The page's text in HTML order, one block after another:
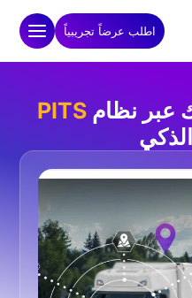
اطلب عرضاً تجريبياً
عبر نظام PITS
الذكي